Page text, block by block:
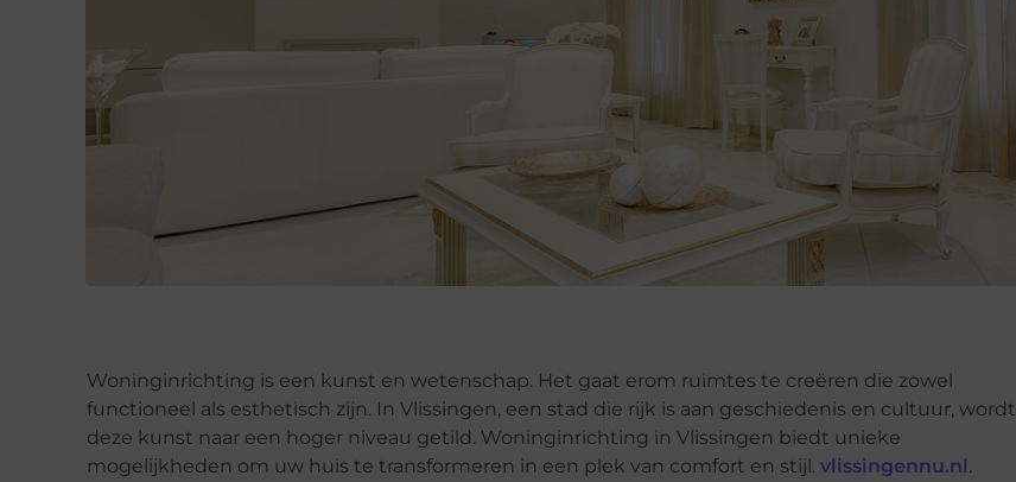
Woninginrichting is een kunst en wetenschap. Het gaat erom ruimtes te creëren die zowel
functioneel als esthetisch zijn. In Vlissingen, een stad die rijk is aan geschiedenis en cultuur, wordt
deze kunst naar een hoger niveau getild. Woninginrichting in Vlissingen biedt unieke
mogelijkheden om uw huis te transformeren in een plek van comfort en stijl. vlissingennu.nl.